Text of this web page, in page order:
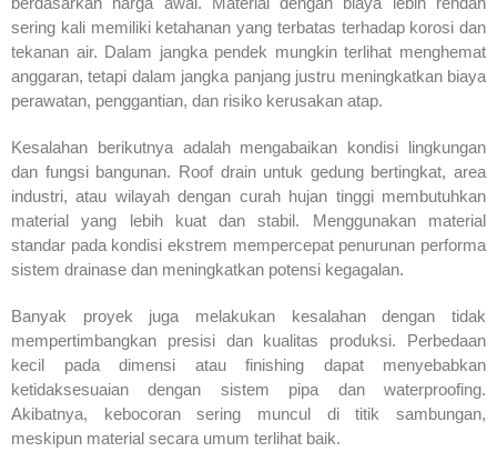
sering kali memiliki ketahanan yang terbatas terhadap korosi dan
tekanan air. Dalam jangka pendek mungkin terlihat menghemat
anggaran, tetapi dalam jangka panjang justru meningkatkan biaya
perawatan, penggantian, dan risiko kerusakan atap.
Kesalahan berikutnya adalah mengabaikan kondisi lingkungan
dan fungsi bangunan. Roof drain untuk gedung bertingkat, area
industri, atau wilayah dengan curah hujan tinggi membutuhkan
material yang lebih kuat dan stabil. Menggunakan material
standar pada kondisi ekstrem mempercepat penurunan performa
sistem drainase dan meningkatkan potensi kegagalan.
Banyak proyek juga melakukan kesalahan dengan tidak
mempertimbangkan presisi dan kualitas produksi. Perbedaan
kecil pada dimensi atau finishing dapat menyebabkan
ketidaksesuaian dengan sistem pipa dan waterproofing.
Akibatnya, kebocoran sering muncul di titik sambungan,
meskipun material secara umum terlihat baik.